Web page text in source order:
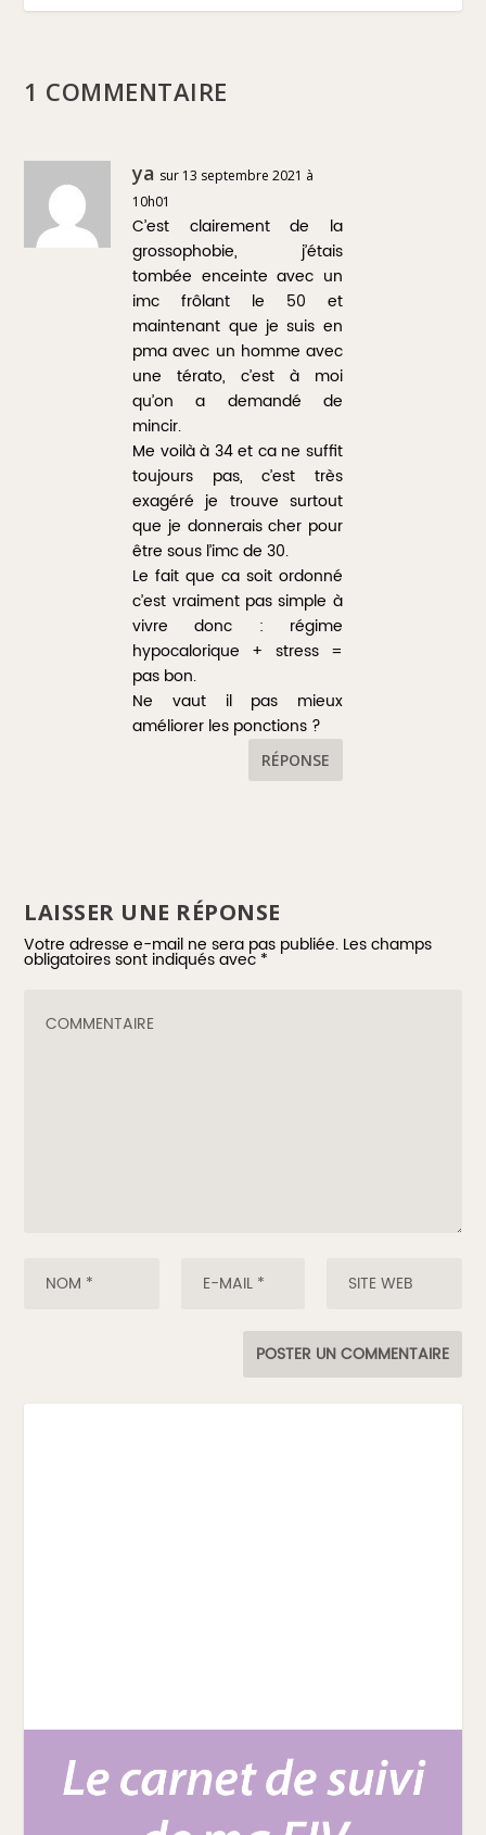
1 COMMENTAIRE
ya sur 13 septembre 2021 à
10h01
C’est clairement de la
grossophobie, j’étais
tombée enceinte avec un
imc frôlant le 50 et
maintenant que je suis en
pma avec un homme avec
une térato, c’est à moi
qu’on a demandé de
mincir.
Me voilà à 34 et ca ne suffit
toujours pas, c’est très
exagéré je trouve surtout
que je donnerais cher pour
être sous l’imc de 30.
Le fait que ca soit ordonné
c’est vraiment pas simple à
vivre donc : régime
hypocalorique + stress =
pas bon.
Ne vaut il pas mieux
améliorer les ponctions ?
RÉPONSE
LAISSER UNE RÉPONSE
Votre adresse e-mail ne sera pas publiée. Les champs
obligatoires sont indiqués avec *